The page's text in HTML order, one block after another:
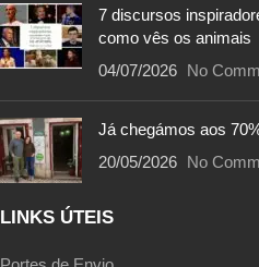
7 discursos
como vês os animais
04/07/2026 No
Já chegámos aos
20/05/2026 No
LINKS ÚTEIS